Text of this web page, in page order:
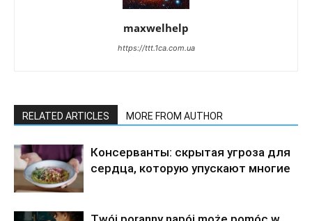
maxwelhelp
https://ttt.1ca.com.ua
RELATED ARTICLES MORE FROM AUTHOR
Консерванты: скрытая угроза для
сердца, которую упускают многие